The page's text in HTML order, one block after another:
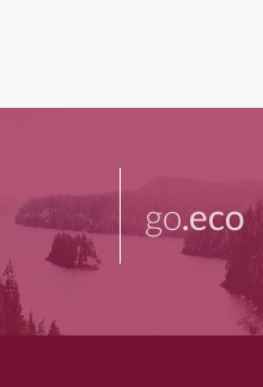
go.eco